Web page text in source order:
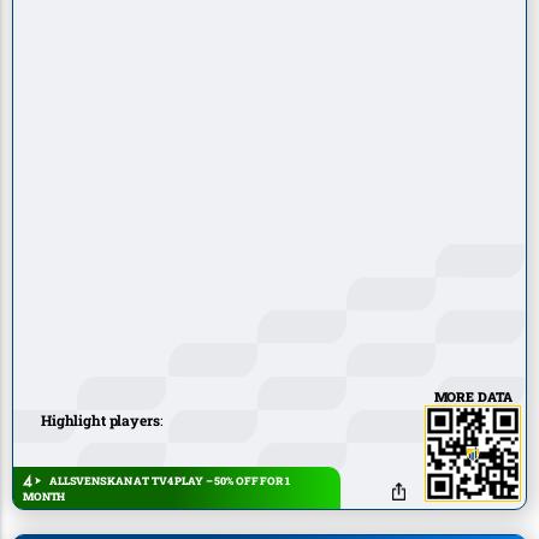
Highlight players:
ALLSVENSKAN AT TV4 PLAY – 50% OFF FOR 1
MONTH
MORE DATA